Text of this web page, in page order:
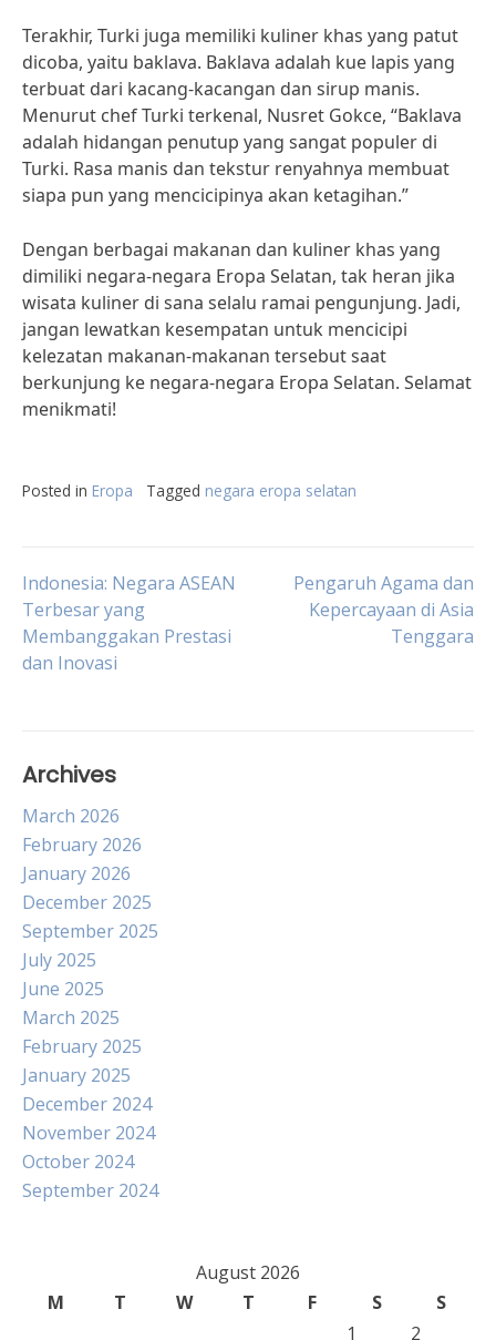
Terakhir, Turki juga memiliki kuliner khas yang patut
dicoba, yaitu baklava. Baklava adalah kue lapis yang
terbuat dari kacang-kacangan dan sirup manis.
Menurut chef Turki terkenal, Nusret Gokce, “Baklava
adalah hidangan penutup yang sangat populer di
Turki. Rasa manis dan tekstur renyahnya membuat
siapa pun yang mencicipinya akan ketagihan.”
Dengan berbagai makanan dan kuliner khas yang
dimiliki negara-negara Eropa Selatan, tak heran jika
wisata kuliner di sana selalu ramai pengunjung. Jadi,
jangan lewatkan kesempatan untuk mencicipi
kelezatan makanan-makanan tersebut saat
berkunjung ke negara-negara Eropa Selatan. Selamat
menikmati!
Posted in Eropa Tagged negara eropa selatan
Post
navigation
Indonesia: Negara ASEAN
Terbesar yang
Membanggakan Prestasi
dan Inovasi
Pengaruh Agama dan
Kepercayaan di Asia
Tenggara
Archives
March 2026
February 2026
January 2026
December 2025
September 2025
July 2025
June 2025
March 2025
February 2025
January 2025
December 2024
November 2024
October 2024
September 2024
August 2026
M
T W T F S
S
1
2